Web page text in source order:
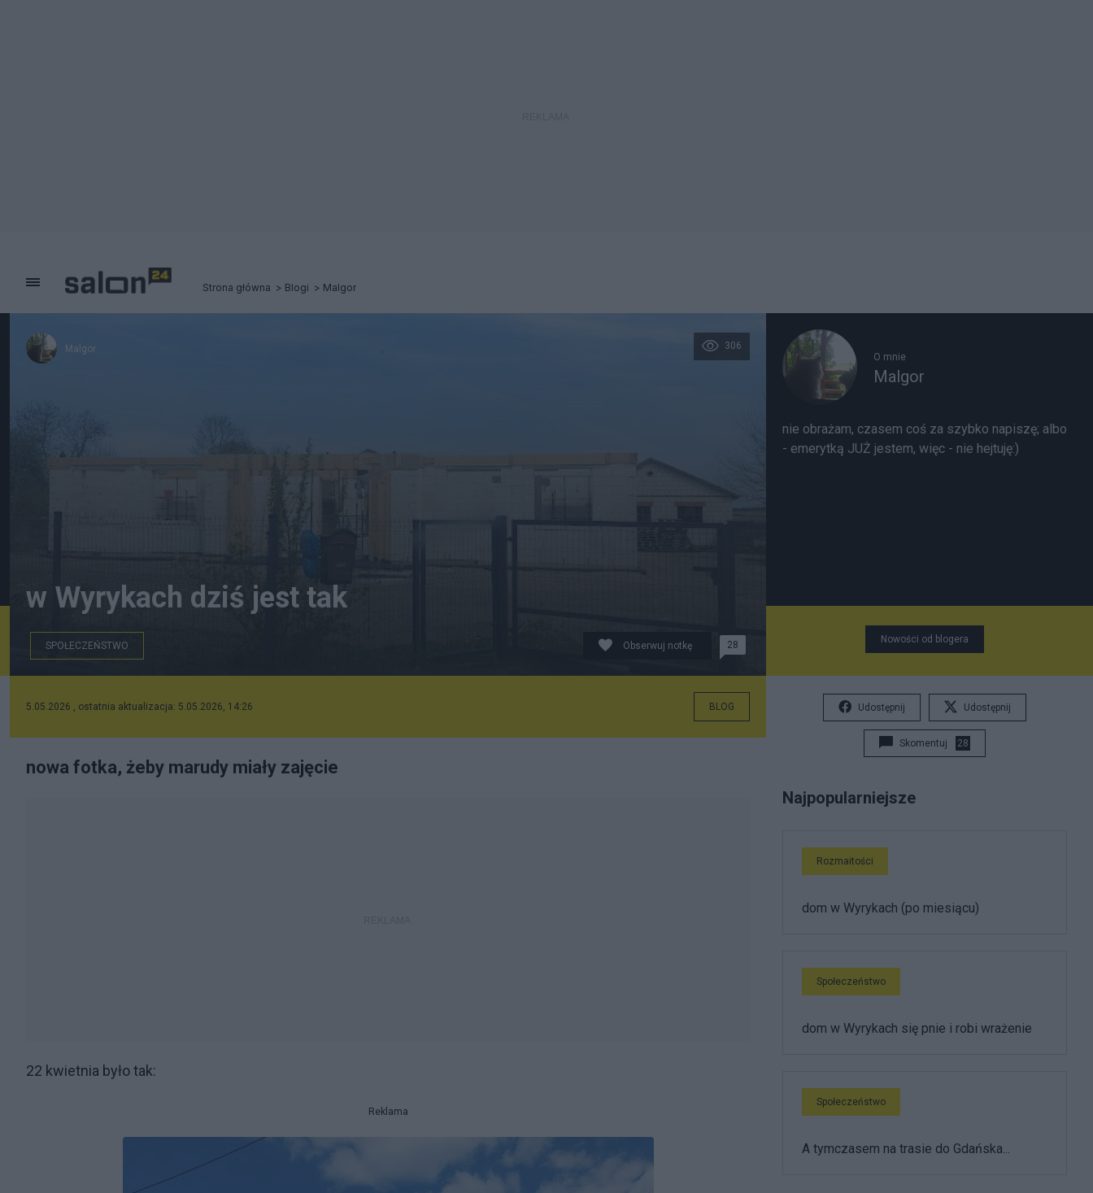
Strona główna Blogi Malgor
Malgor 306
w Wyrykach dziś jest tak
SPOŁECZEŃSTWO Obserwuj notkę 28
5.05.2026 , ostatnia aktualizacja: 5.05.2026, 14:26 BLOG
nowa fotka, żeby marudy miały zajęcie
22 kwietnia było tak:
Reklama
O mnie
Malgor
nie obrażam, czasem coś za szybko napiszę; albo
- emerytką JUŻ jestem, więc - nie hejtuję:)
Nowości od blogera
Udostępnij Udostępnij
Skomentuj 28
Najpopularniejsze
Rozmaitości
dom w Wyrykach (po miesiącu)
Społeczeństwo
dom w Wyrykach się pnie i robi wrażenie
Społeczeństwo
A tymczasem na trasie do Gdańska...